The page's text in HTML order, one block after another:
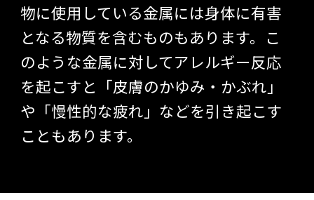
物に使用している金属には身体に有害
となる物質を含むものもあります。こ
のような金属に対してアレルギー反応
を起こすと「皮膚のかゆみ・かぶれ」
や「慢性的な疲れ」などを引き起こす
こともあります。